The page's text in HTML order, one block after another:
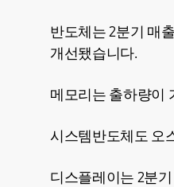
반도체는 2분기 매
개선됐습니다.
메모리는 출하량이
시스템반도체도 오
디스플레이는 2분